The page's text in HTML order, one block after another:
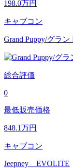
198.0万円
キャブコン
Grand Puppy/グラン
総合評価
0
最低販売価格
848.1万円
キャブコン
Jeepney EVOLITE